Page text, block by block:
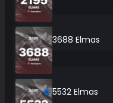
3688 Elmas
5532 Elmas